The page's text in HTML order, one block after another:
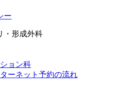
ー
・形成外科
ョン科
ーネット予約の流れ